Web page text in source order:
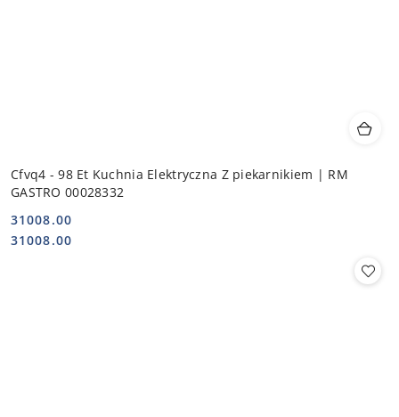
Cfvq4 - 98 Et Kuchnia Elektryczna Z piekarnikiem | RM
GASTRO 00028332
Cena:
31008.00
Cena:
31008.00